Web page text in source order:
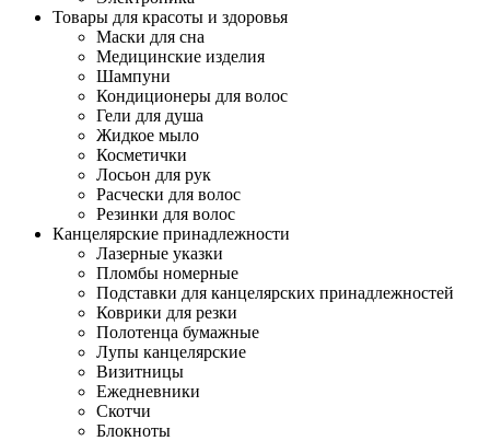
Товары для красоты и здоровья
Маски для сна
Медицинские изделия
Шампуни
Кондиционеры для волос
Гели для душа
Жидкое мыло
Косметички
Лосьон для рук
Расчески для волос
Резинки для волос
Канцелярские принадлежности
Лазерные указки
Пломбы номерные
Подставки для канцелярских принадлежностей
Коврики для резки
Полотенца бумажные
Лупы канцелярские
Визитницы
Ежедневники
Скотчи
Блокноты